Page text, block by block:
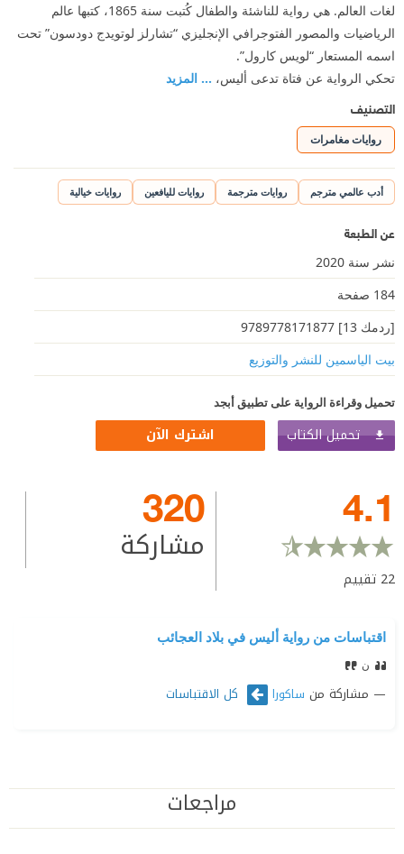
لغات العالم. هي رواية للناشئة والطفال كُتبت سنة 1865، كتبها عالم
الرياضيات والمصور الفتوجرافي الإنجليزي “تشارلز لوتويدج دودسون” تحت
اسمه المستعار “لويس كارول”.
تحكي الرواية عن فتاة تدعى أليس، ... المزيد
التصنيف
روايات مغامرات
أدب عالمي مترجم روايات مترجمة روايات لليافعين روايات خيالية
عن الطبعة
نشر سنة 2020
184 صفحة
[ردمك 13] 9789778171877
بيت الياسمين للنشر والتوزيع
تحميل وقراءة الرواية على تطبيق أبجد
تحميل الكتاب اشترك الآن
4.1
22 تقييم
320
مشاركة
اقتباسات من رواية أليس في بلاد العجائب
ن
مشاركة من ساكورا كل الاقتباسات
مراجعات